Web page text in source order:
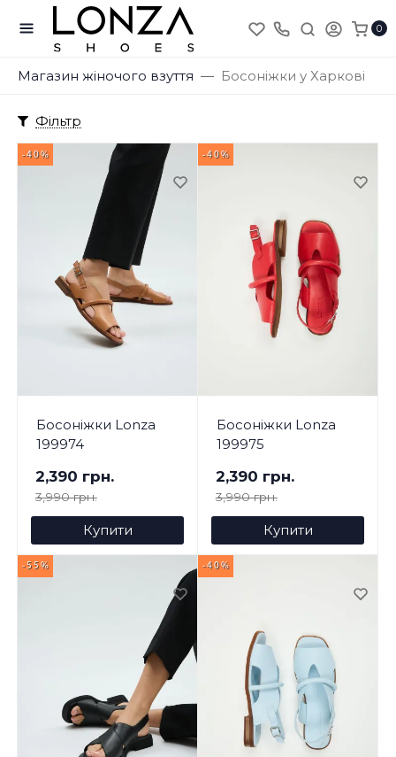
0
Магазин жіночого взуття Босоніжки у Харкові
Фільтр
-40%
Босоніжки Lonza
199974
2,390 грн.
3,990 грн.
Купити
-40%
Босоніжки Lonza
199975
2,390 грн.
3,990 грн.
Купити
-55% -40%